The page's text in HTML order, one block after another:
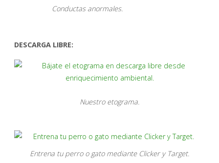
Conductas anormales.
DESCARGA LIBRE:
Nuestro etograma.
Entrena tu perro o gato mediante Clicker y Target.